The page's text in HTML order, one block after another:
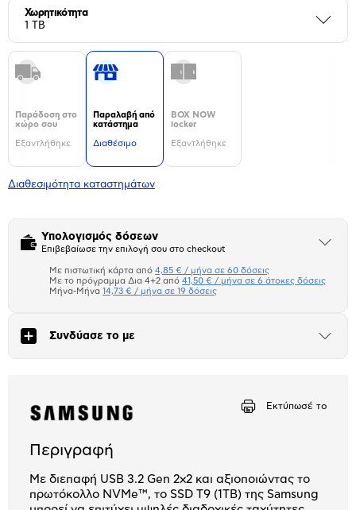
Χωρητικότητα
1 TB
Παράδοση στο
χώρο σου
Εξαντλήθηκε
Παραλαβή από
κατάστημα
Διαθέσιμο
BOX NOW
locker
Εξαντλήθηκε
Διαθεσιμότητα καταστημάτων
Υπολογισμός δόσεων
Επιβεβαίωσε την επιλογή σου στο checkout
Άνοιξε
Πιστωτική κάρτα
Με πιστωτική κάρτα από 4,85 € / μήνα σε 60 δόσεις
Με το πρόγραμμα Δια 4+2 από 41,50 € / μήνα σε 6 άτοκες δόσεις
Μήνα-Μήνα 14,73 € / μήνα σε 19 δόσεις
Συνδύασε το με
Άνοιξε
Εκτύπωσέ το
Περιγραφή
Με διεπαφή USB 3.2 Gen 2x2 και αξιοποιώντας το
πρωτόκολλο NVMe™, το SSD T9 (1ΤΒ) της Samsung